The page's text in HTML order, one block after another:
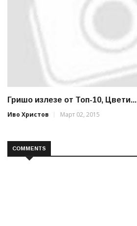
Гришо излезе от Топ-10, Цвети...
Иво Христов
Март 02, 2015
COMMENTS